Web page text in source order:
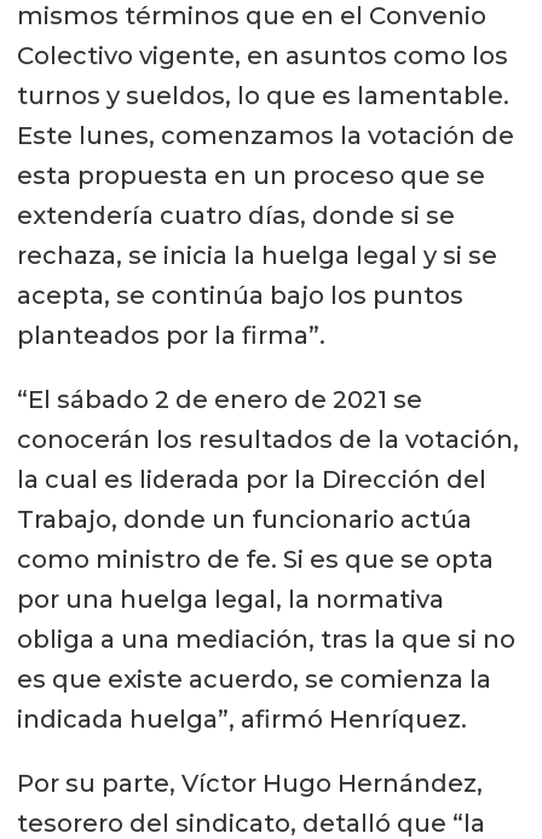
mismos términos que en el Convenio
Colectivo vigente, en asuntos como los
turnos y sueldos, lo que es lamentable.
Este lunes, comenzamos la votación de
esta propuesta en un proceso que se
extendería cuatro días, donde si se
rechaza, se inicia la huelga legal y si se
acepta, se continúa bajo los puntos
planteados por la firma”.
“El sábado 2 de enero de 2021 se
conocerán los resultados de la votación,
la cual es liderada por la Dirección del
Trabajo, donde un funcionario actúa
como ministro de fe. Si es que se opta
por una huelga legal, la normativa
obliga a una mediación, tras la que si no
es que existe acuerdo, se comienza la
indicada huelga”, afirmó Henríquez.
Por su parte, Víctor Hugo Hernández,
tesorero del sindicato, detalló que “la